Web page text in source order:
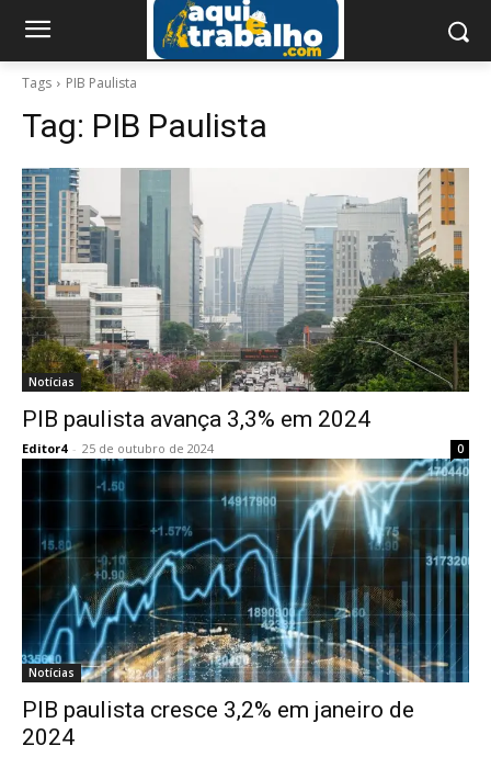
Tags PIB Paulista
Tag: PIB Paulista
Notícias
PIB paulista avança 3,3% em 2024
Editor4 - 25 de outubro de 2024 0
Notícias
PIB paulista cresce 3,2% em janeiro de
2024